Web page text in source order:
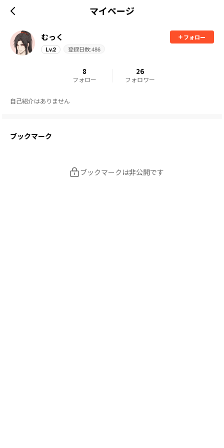
マイページ
むっく
フォロー
Lv.2 登録日数:486
8
フォロー
26
フォロワー
自己紹介はありません
ブックマーク
ブックマークは非公開です